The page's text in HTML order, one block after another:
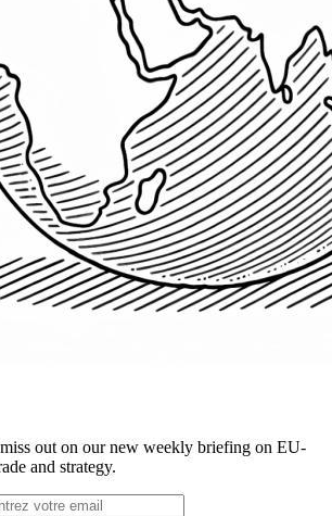
out on our new weekly briefing on EU-
and strategy.